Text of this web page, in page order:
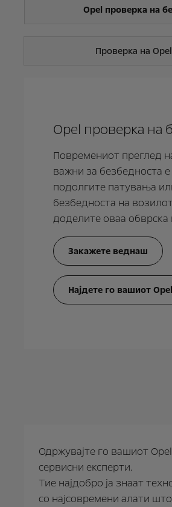
Opel проверка на
Проверка на
Opel проверка на
Повремениот преглед
важни за безбедноста
подолгите патувања
безбедноста на
доделите оваа обврска
Закажете веднаш
Најдете го вашиот
Одржувајте го вашиот
сервисни експерти.
Тие најдобро ја знаат
со најсовремени алати